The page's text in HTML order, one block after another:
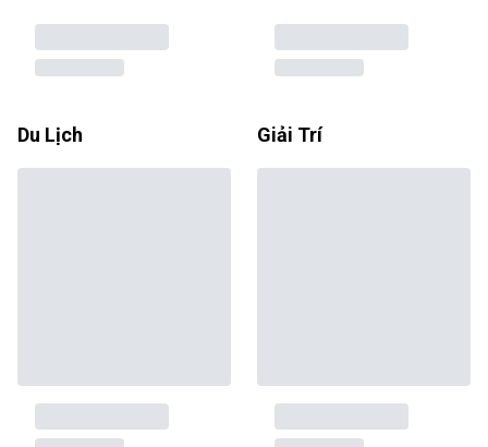
Du Lịch Giải Trí